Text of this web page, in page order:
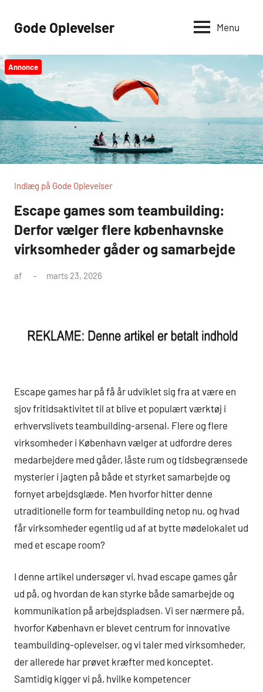
Gode Oplevelser Menu
Annonce
Indlæg på Gode Oplevelser
Escape games som teambuilding:
Derfor vælger flere københavnske
virksomheder gåder og samarbejde
af marts 23, 2026
Escape games har på få år udviklet sig fra at være en
sjov fritidsaktivitet til at blive et populært værktøj i
erhvervslivets teambuilding-arsenal. Flere og flere
virksomheder i København vælger at udfordre deres
medarbejdere med gåder, låste rum og tidsbegrænsede
mysterier i jagten på både et styrket samarbejde og
fornyet arbejdsglæde. Men hvorfor hitter denne
utraditionelle form for teambuilding netop nu, og hvad
får virksomheder egentlig ud af at bytte mødelokalet ud
med et escape room?
I denne artikel undersøger vi, hvad escape games går
ud på, og hvordan de kan styrke både samarbejde og
kommunikation på arbejdspladsen. Vi ser nærmere på,
hvorfor København er blevet centrum for innovative
teambuilding-oplevelser, og vi taler med virksomheder,
der allerede har prøvet kræfter med konceptet.
Samtidig kigger vi på, hvilke kompetencer